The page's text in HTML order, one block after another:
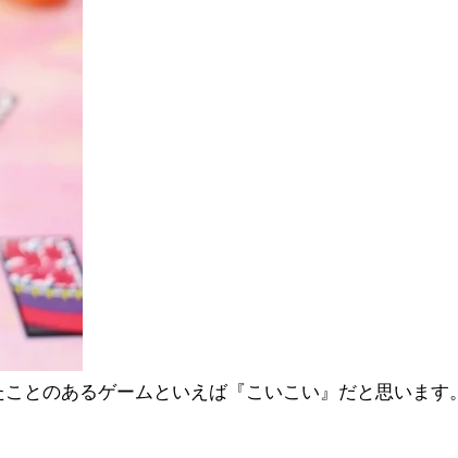
とのあるゲームといえば『こいこい』だと思います。